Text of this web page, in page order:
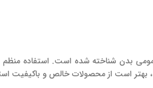
بدن شناخته شده است. استفاده منظم و
بهتر است از محصولات خالص و باکیفیت